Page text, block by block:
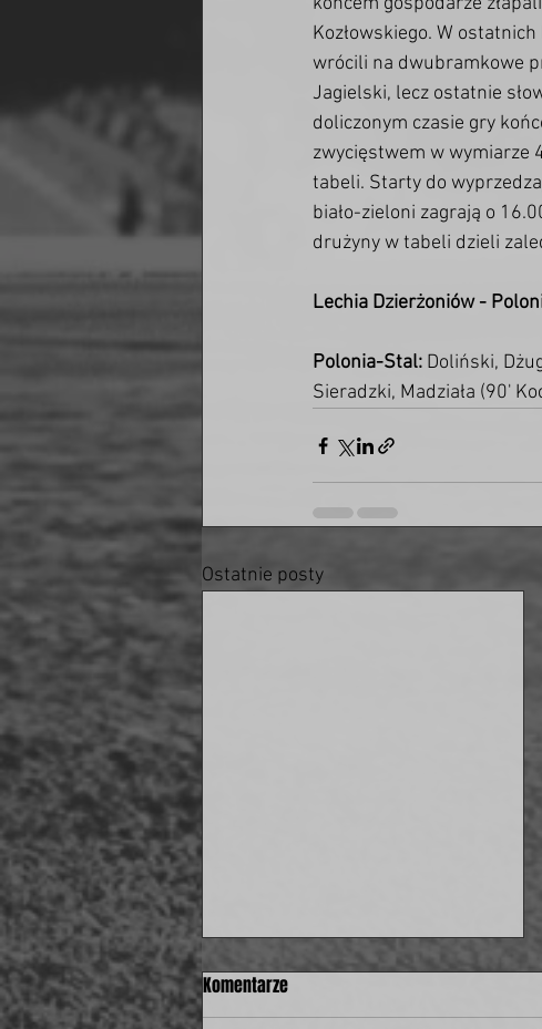
Kozłowskiego. W
wrócili na dwubramkowe
Jagielski, lecz ostatnie
doliczonym czasie gry
zwycięstwem w wymiarze
tabeli. Starty do
biało-zieloni zagrają o
drużyny w tabeli dzieli
Lechia Dzierżoniów -
Polonia-Stal: Doliński,
Sieradzki, Madziała (90'
Ostatnie posty
Komentarze